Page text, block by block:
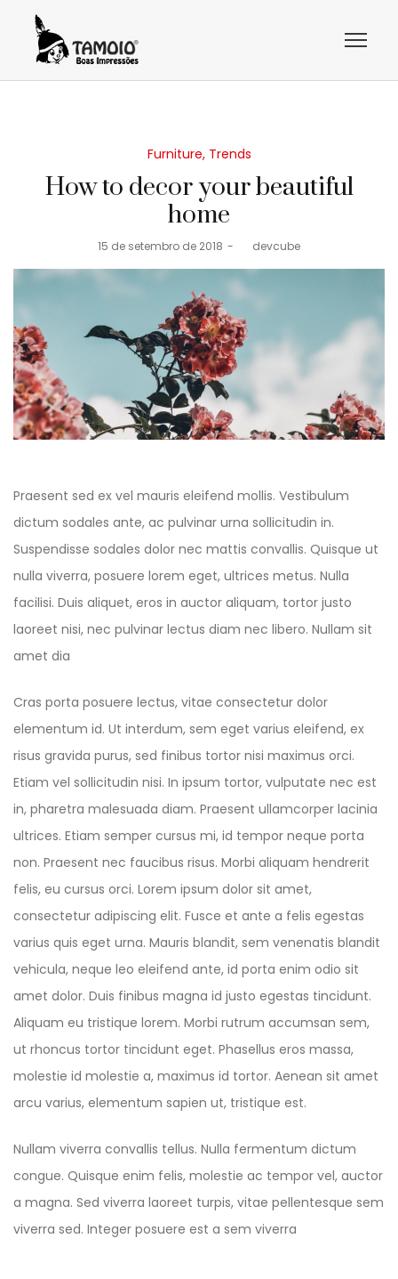
Posted
Furniture Trends
How to decor your beautiful
home
Posted
15 de setembro de 2018 devcube
Praesent sed ex vel mauris eleifend mollis. Vestibulum
dictum sodales ante, ac pulvinar urna sollicitudin in.
Suspendisse sodales dolor nec mattis convallis. Quisque ut
nulla viverra, posuere lorem eget, ultrices metus. Nulla
facilisi. Duis aliquet, eros in auctor aliquam, tortor justo
laoreet nisi, nec pulvinar lectus diam nec libero. Nullam sit
amet dia
Cras porta posuere lectus, vitae consectetur dolor
elementum id. Ut interdum, sem eget varius eleifend, ex
risus gravida purus, sed finibus tortor nisi maximus orci.
Etiam vel sollicitudin nisi. In ipsum tortor, vulputate nec est
in, pharetra malesuada diam. Praesent ullamcorper lacinia
ultrices. Etiam semper cursus mi, id tempor neque porta
non. Praesent nec faucibus risus. Morbi aliquam hendrerit
felis, eu cursus orci. Lorem ipsum dolor sit amet,
consectetur adipiscing elit. Fusce et ante a felis egestas
varius quis eget urna. Mauris blandit, sem venenatis blandit
vehicula, neque leo eleifend ante, id porta enim odio sit
amet dolor. Duis finibus magna id justo egestas tincidunt.
Aliquam eu tristique lorem. Morbi rutrum accumsan sem,
ut rhoncus tortor tincidunt eget. Phasellus eros massa,
molestie id molestie a, maximus id tortor. Aenean sit amet
arcu varius, elementum sapien ut, tristique est.
Nullam viverra convallis tellus. Nulla fermentum dictum
congue. Quisque enim felis, molestie ac tempor vel, auctor
a magna. Sed viverra laoreet turpis, vitae pellentesque sem
viverra sed. Integer posuere est a sem viverra